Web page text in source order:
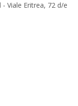
Viale Eritrea, 72 d/e